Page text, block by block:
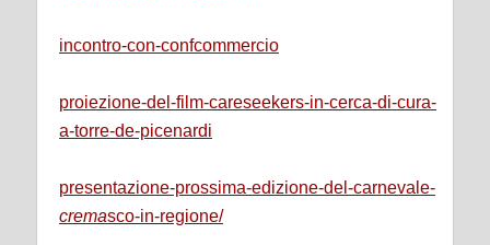
incontro-con-confcommercio
proiezione-del-film-careseekers-in-cerca-di-cura-
a-torre-de-picenardi
presentazione-prossima-edizione-del-carnevale-
cremasco-in-regione/